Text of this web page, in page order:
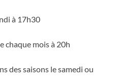
à 17h30
chaque mois à 20h
des saisons le samedi ou